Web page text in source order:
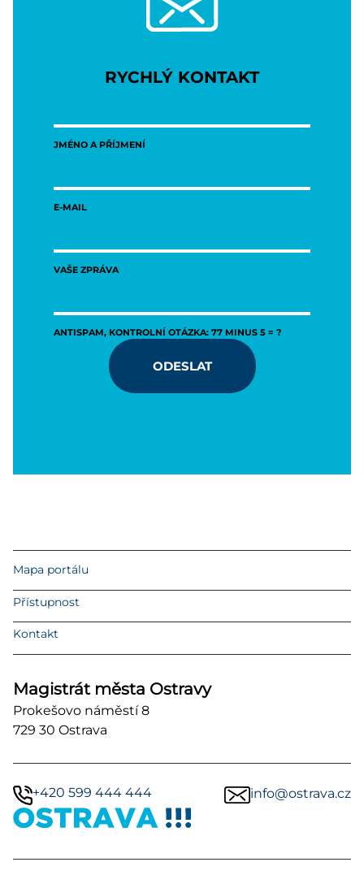
RYCHLÝ KONTAKT
JMÉNO A PŘÍJMENÍ
E-MAIL
VAŠE ZPRÁVA
ANTISPAM, KONTROLNÍ OTÁZKA: 77 MINUS 5 = ?
ODESLAT
Mapa portálu
Přístupnost
Kontakt
Magistrát města Ostravy
Prokešovo náměstí 8
729 30 Ostrava
+420 599 444 444 info@ostrava.cz